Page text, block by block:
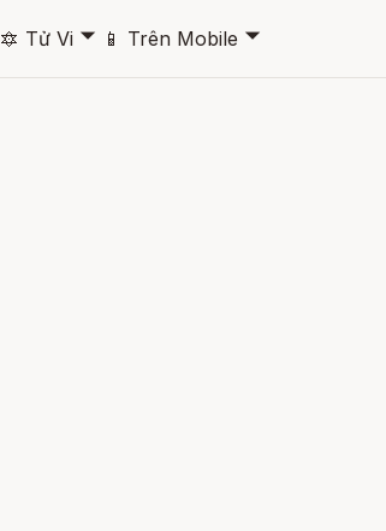
🔯 Tử Vi 🞃 📱 Trên Mobile 🞃